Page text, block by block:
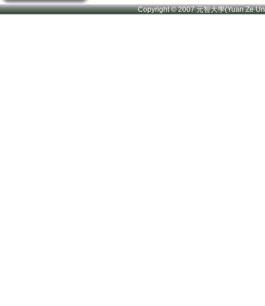
Copyright © 2007 元智大學(Yuan Ze